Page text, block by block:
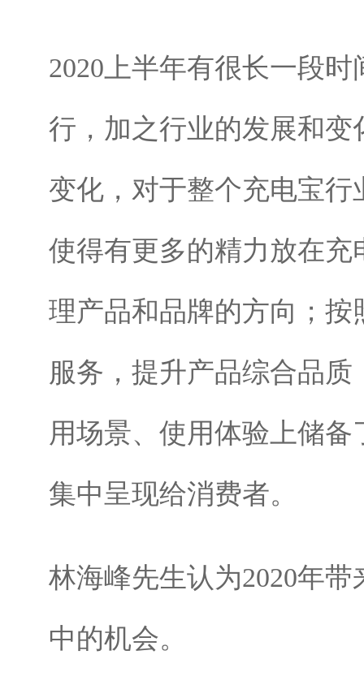
2020上半年有很长一段
行，加之行业的发展和
变化，对于整个充电宝
使得有更多的精力放在
理产品和品牌的方向；
服务，提升产品综合品
用场景、使用体验上储
集中呈现给消费者。
林海峰先生认为2020年
中的机会。